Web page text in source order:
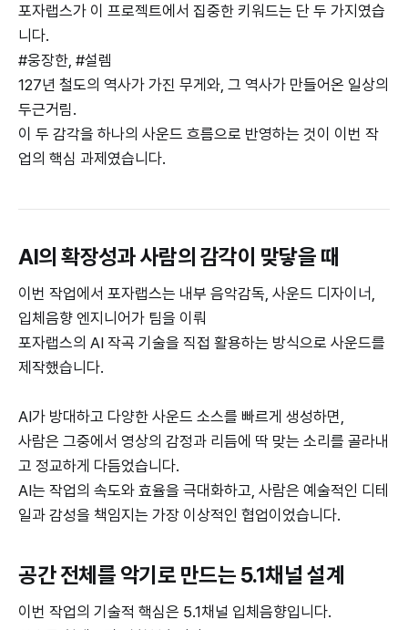
포자랩스가 이 프로젝트에서 집중한 키워드는 단 두 가지였습
니다.
#웅장한, #설렘
127년 철도의 역사가 가진 무게와, 그 역사가 만들어온 일상의
두근거림.
이 두 감각을 하나의 사운드 흐름으로 반영하는 것이 이번 작
업의 핵심 과제였습니다.
AI의 확장성과 사람의 감각이 맞닿을 때
이번 작업에서 포자랩스는 내부 음악감독, 사운드 디자이너,
입체음향 엔지니어가 팀을 이뤄
포자랩스의 AI 작곡 기술을 직접 활용하는 방식으로 사운드를
제작했습니다.
AI가 방대하고 다양한 사운드 소스를 빠르게 생성하면,
사람은 그중에서 영상의 감정과 리듬에 딱 맞는 소리를 골라내
고 정교하게 다듬었습니다.
AI는 작업의 속도와 효율을 극대화하고, 사람은 예술적인 디테
일과 감성을 책임지는 가장 이상적인 협업이었습니다.
공간 전체를 악기로 만드는 5.1채널 설계
이번 작업의 기술적 핵심은 5.1채널 입체음향입니다.